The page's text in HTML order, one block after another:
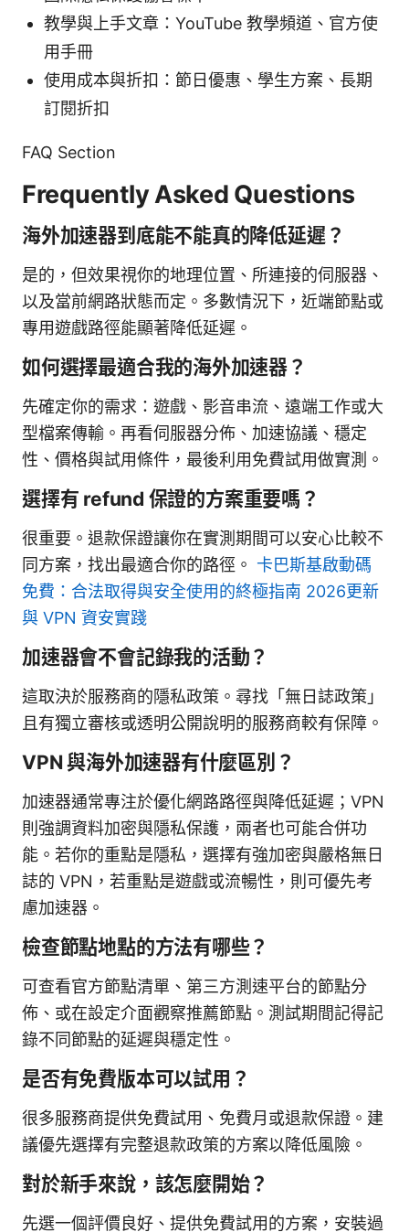
教學與上手文章：YouTube 教學頻道、官方使
用手冊
使用成本與折扣：節日優惠、學生方案、長期
訂閱折扣
FAQ Section
Frequently Asked Questions
海外加速器到底能不能真的降低延遲？
是的，但效果視你的地理位置、所連接的伺服器、
以及當前網路狀態而定。多數情況下，近端節點或
專用遊戲路徑能顯著降低延遲。
如何選擇最適合我的海外加速器？
先確定你的需求：遊戲、影音串流、遠端工作或大
型檔案傳輸。再看伺服器分佈、加速協議、穩定
性、價格與試用條件，最後利用免費試用做實測。
選擇有 refund 保證的方案重要嗎？
很重要。退款保證讓你在實測期間可以安心比較不
同方案，找出最適合你的路徑。 卡巴斯基啟動碼
免費：合法取得與安全使用的終極指南 2026更新
與 VPN 資安實踐
加速器會不會記錄我的活動？
這取決於服務商的隱私政策。尋找「無日誌政策」
且有獨立審核或透明公開說明的服務商較有保障。
VPN 與海外加速器有什麼區別？
加速器通常專注於優化網路路徑與降低延遲；VPN
則強調資料加密與隱私保護，兩者也可能合併功
能。若你的重點是隱私，選擇有強加密與嚴格無日
誌的 VPN，若重點是遊戲或流暢性，則可優先考
慮加速器。
檢查節點地點的方法有哪些？
可查看官方節點清單、第三方測速平台的節點分
佈、或在設定介面觀察推薦節點。測試期間記得記
錄不同節點的延遲與穩定性。
是否有免費版本可以試用？
很多服務商提供免費試用、免費月或退款保證。建
議優先選擇有完整退款政策的方案以降低風險。
對於新手來說，該怎麼開始？
先選一個評價良好、提供免費試用的方案，安裝過